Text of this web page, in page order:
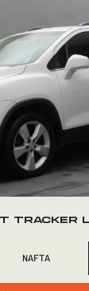
VENDÉ
TRACKER
NAFTA